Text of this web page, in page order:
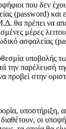
που δεν
(password) και
θα πρέπει να
μέρες
ασφαλείας
την παρέλευσή
προβεί στην
υποστήριξη,
οι